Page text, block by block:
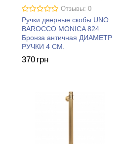
Отзывы: 0
Ручки дверные скобы UNO
BAROCCO MONICA 824
Бронза античная ДИАМЕТР
РУЧКИ 4 СМ.
370 грн